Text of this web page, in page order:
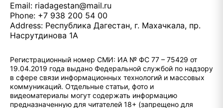
Email: riadagestan@mail.ru
Phone: +7 938 200 54 00
Address: Республика Дагестан, г. Махачкала, пр.
Насрутдинова 1А
Регистрационный номер СМИ: ИА № ФС 77 – 75429 от
19.04.2019 года выдано Федеральной службой по надзору
в сфере связи информационных технологий и массовых
коммуникаций. Отдельные статьи, фото и
видеоматериалы могут содержать информацию
предназначенную для читателей 18+ (запрещено для